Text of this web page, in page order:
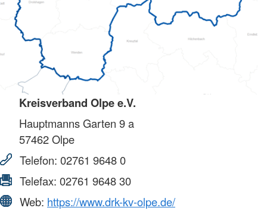
Kreisverband Olpe e.V.
Hauptmanns Garten 9 a
57462Olpe
Telefon: 02761 9648 0
Telefax: 02761 9648 30
Web: https://www.drk-kv-olpe.de/